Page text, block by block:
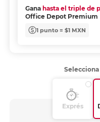
Gana hasta el triple de
Office Depot Premium
1 punto = $1 MXN
Exprés